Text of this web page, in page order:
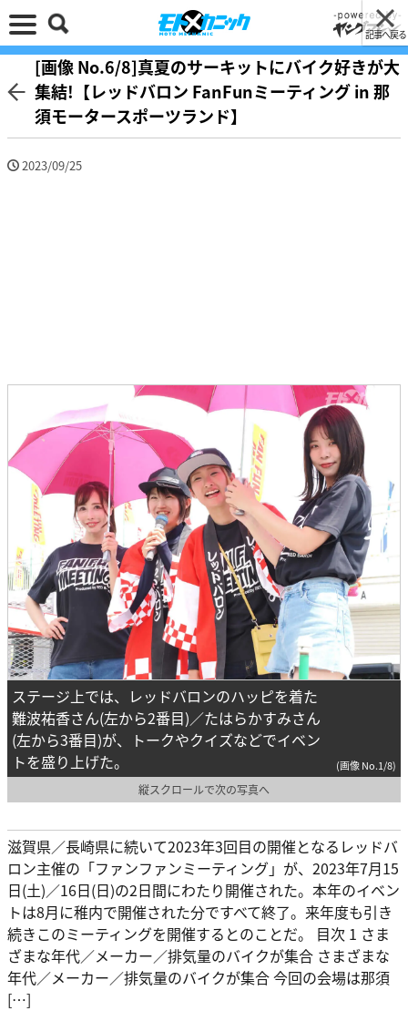
記事へ戻る
[画像 No.6/8]真夏のサーキットにバイク好きが大
集結!【レッドバロン FanFunミーティング in 那
須モータースポーツランド】
2023/09/25
ステージ上では、レッドバロンのハッピを着た
難波祐香さん(左から2番目)／たはらかすみさん
(左から3番目)が、トークやクイズなどでイベン
トを盛り上げた。
(画像 No.1/8)
縦スクロールで次の写真へ
滋賀県／長崎県に続いて2023年3回目の開催となるレッドバ
ロン主催の「ファンファンミーティング」が、2023年7月15
日(土)／16日(日)の2日間にわたり開催された。本年のイベン
トは8月に稚内で開催された分ですべて終了。来年度も引き
続きこのミーティングを開催するとのことだ。 目次 1 さま
ざまな年代／メーカー／排気量のバイクが集合 さまざまな
年代／メーカー／排気量のバイクが集合 今回の会場は那須
[…]